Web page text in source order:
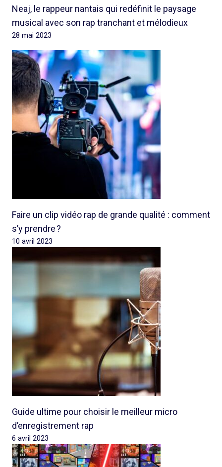
Neaj, le rappeur nantais qui redéfinit le paysage
musical avec son rap tranchant et mélodieux
28 mai 2023
Faire un clip vidéo rap de grande qualité : comment
s’y prendre ?
10 avril 2023
Guide ultime pour choisir le meilleur micro
d’enregistrement rap
6 avril 2023